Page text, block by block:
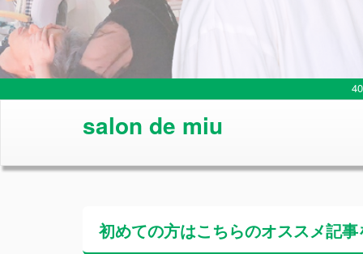
salon de miu
初めての方はこちらのオススメ記